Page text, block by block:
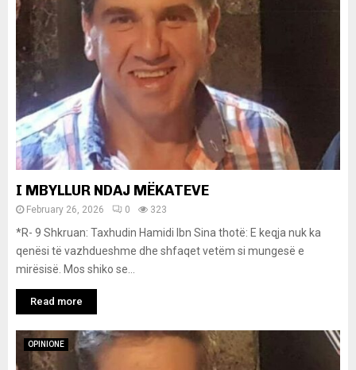
I MBYLLUR NDAJ MËKATEVE
February 26, 2026 0 323
*R- 9 Shkruan: Taxhudin Hamidi Ibn Sina thotë: E keqja nuk ka
qenësi të vazhdueshme dhe shfaqet vetëm si mungesë e
mirësisë. Mos shiko se...
Read more
OPINIONE